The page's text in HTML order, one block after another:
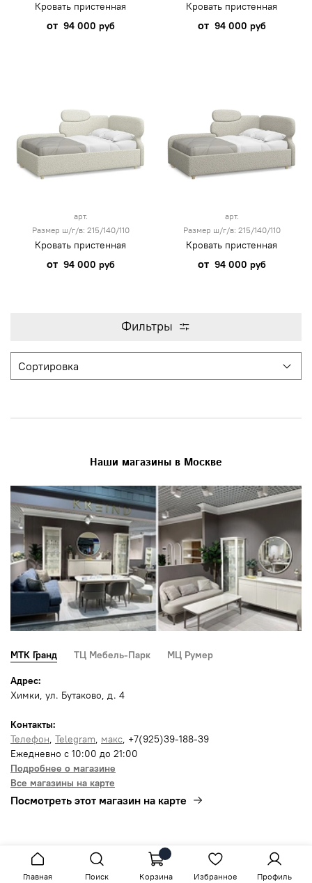
Кровать пристенная
от 94 000 руб
Кровать пристенная
от 94 000 руб
арт.
Размер ш/г/в: 215/140/110
Кровать пристенная
от 94 000 руб
арт.
Размер ш/г/в: 215/140/110
Кровать пристенная
от 94 000 руб
Фильтры
Наши магазины в Москве
МТК Гранд ТЦ Мебель-Парк МЦ Румер
Адрес:
Химки, ул. Бутаково, д. 4
Контакты:
Телефон, Telegram, макс, +7(925)39-188-39
Ежедневно с 10:00 до 21:00
Подробнее о магазине
Все магазины на карте
Посмотреть этот магазин на карте
Главная Поиск Корзина Избранное Профиль